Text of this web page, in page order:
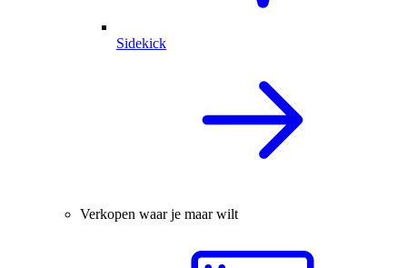
Sidekick
Verkopen waar je maar wilt